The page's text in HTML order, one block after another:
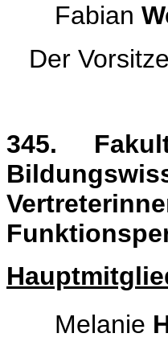
Fabian
Der
345.
Melanie